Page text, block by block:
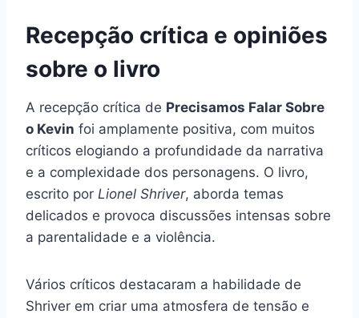
Recepção crítica e opiniões
sobre o livro
A recepção crítica de Precisamos Falar Sobre
o Kevin foi amplamente positiva, com muitos
críticos elogiando a profundidade da narrativa
e a complexidade dos personagens. O livro,
escrito por Lionel Shriver, aborda temas
delicados e provoca discussões intensas sobre
a parentalidade e a violência.
Vários críticos destacaram a habilidade de
Shriver em criar uma atmosfera de tensão e